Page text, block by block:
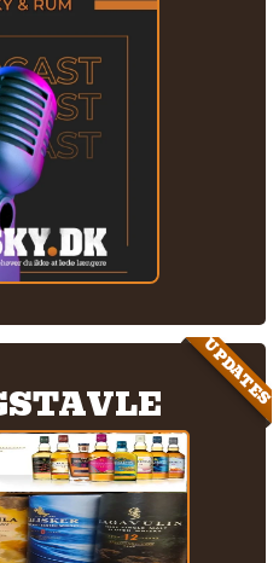
UPDATES